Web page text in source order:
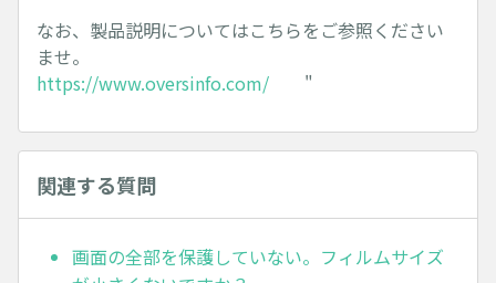
なお、製品説明についてはこちらをご参照ください
ませ。
https://www.oversinfo.com/ "
関連する質問
画面の全部を保護していない。フィルムサイズ